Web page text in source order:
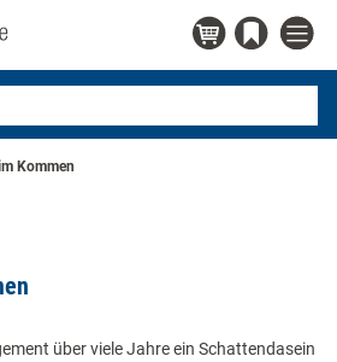
Kommen
über viele Jahre ein Schattendasein